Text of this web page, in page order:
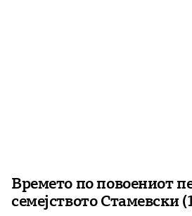
Времето по повоениот
семејството Стамевски